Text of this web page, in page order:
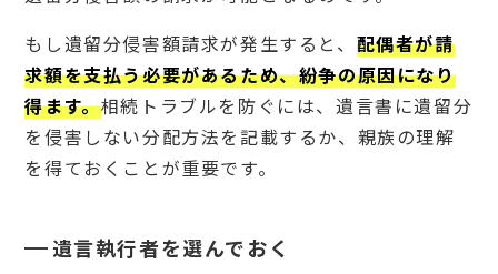
もし遺留分侵害額請求が発生すると、 配偶者が請
求額を支払う必要があるため、紛争の原因になり
得ます。相続トラブルを防ぐには、遺言書に遺留分
を侵害しない分配方法を記載するか、親族の理解
を得ておくことが重要です。
遺言執行者を選んでおく